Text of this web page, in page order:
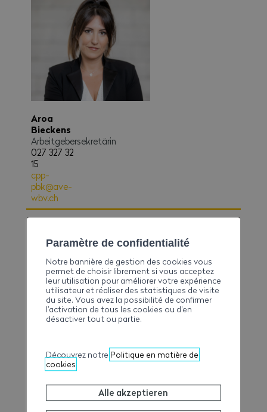
Aroa
Bieckens
Arbeitgebersekretärin
cpp-
pbk@ave-
wbv.ch
027 327 32
15
Paola
Campanile
Arbeitgebersekretärin
Paramètre de confidentialité
Notre bannière de gestion des cookies vous
permet de choisir librement si vous acceptez
leur utilisation pour améliorer votre expérience
utilisateur et réaliser des statistiques de visite
du site. Vous avez la possibilité de confirmer
l’activation de tous les cookies ou d’en
désactiver tout ou partie.
Découvrez notre Politique en matière de
cookies
Alle akzeptieren